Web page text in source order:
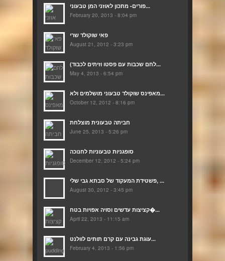
פורים- מתכון לאוזני המן טבעוני...
February 20, 2013 - 8:04 pm
פאי שוקולד שרי
August 21, 2012 - 3:23 pm
(לחם שכבות עם פסטו וזיתים לכבוד...
May 4, 2013 - 6:54 pm
מאפינס שוקולד טבעוני מושלמים ולא...
October 12, 2012 - 8:16 pm
חביתה טבעונית מוצלחת
June 25, 2013 - 5:26 pm
סופגניות טבעוניות לחנוכה
December 12, 2012 - 5:24 pm
פשטידת המעקוד של סבתא גבי שלי, ...
August 30, 2012 - 3:45 pm
קציצות עדשים וסויה אפויות בטח�...
April 22, 2013 - 11:15 am
עוגת גבינה עם קרם תותים לוולנט...
February 4, 2013 - 1:56 pm